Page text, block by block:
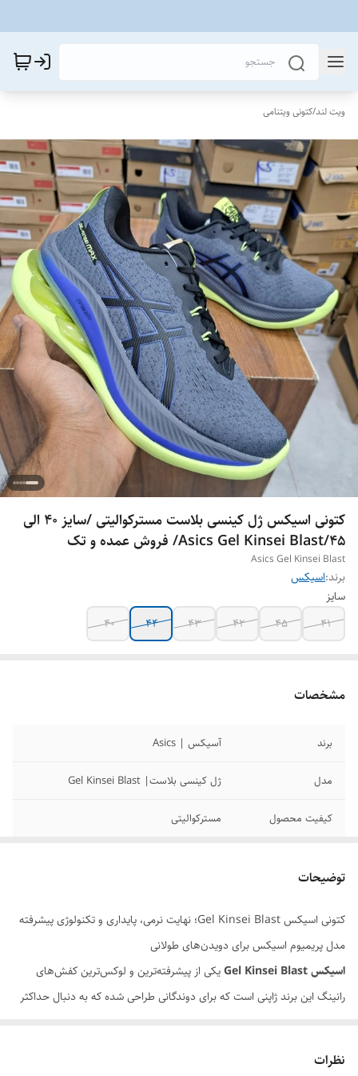
ویت لند/کتونی ویتنامی
کتونی اسیکس ژل کینسی بلاست مسترکوالیتی /سایز 40 الی
45/Asics Gel Kinsei Blast/ فروش عمده و تک
Asics Gel Kinsei Blast
برند:اسیکس
سایز
41
45
42
43
44
40
مشخصات
برند آسیکس | Asics
مدل ژل کینسی بلاست| Gel Kinsei Blast
کیفیت محصول مسترکوالیتی
توضیحات
کتونی اسیکس Gel Kinsei Blast؛ نهایت نرمی، پایداری و تکنولوژی پیشرفته
مدل پریمیوم اسیکس برای دویدن‌های طولانی
اسیکس Gel Kinsei Blast
یکی از پیشرفته‌ترین و لوکس‌ترین کفش‌های
رانینگ این برند ژاپنی است که برای دوندگانی طراحی شده که به دنبال حداکثر
نظرات